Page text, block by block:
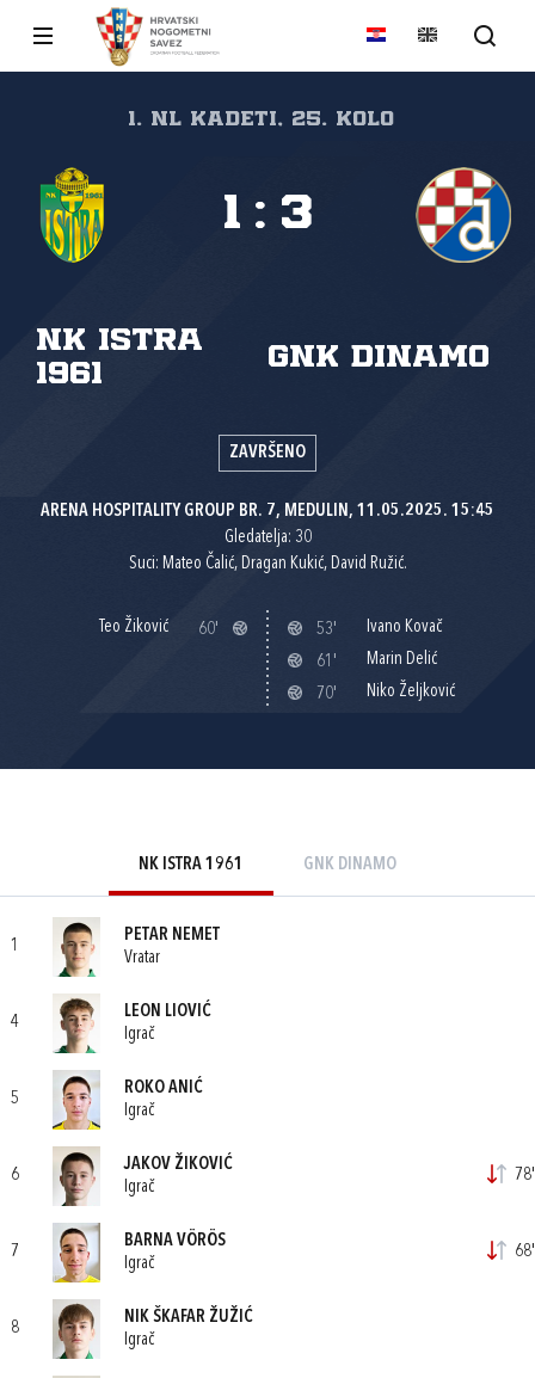
1. NL kadeti, 25. kolo
NK Istra
1961
GNK Dinamo
1 : 3
ZAVRŠENO
ARENA HOSPITALITY GROUP BR. 7, MEDULIN, 11.05.2025. 15:45
Gledatelja: 30
Suci: Mateo Čalić, Dragan Kukić, David Ružić.
Teo Žiković 60' 53'
Ivano Kovač
61'
Marin Delić
70'
Niko Željković
NK ISTRA 1961 GNK DINAMO
1
PETAR NEMET
Vratar
4
LEON LIOVIĆ
Igrač
5
ROKO ANIĆ
Igrač
6
JAKOV ŽIKOVIĆ
Igrač
78'
7
BARNA VÖRÖS
Igrač
68'
8
NIK ŠKAFAR ŽUŽIĆ
Igrač